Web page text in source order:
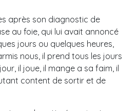
après son diagnostic de
au foie, qui lui avait annoncé
jours ou quelques heures,
nous, il prend tous les jours
il joue, il mange a sa faim, il
content de sortir et de